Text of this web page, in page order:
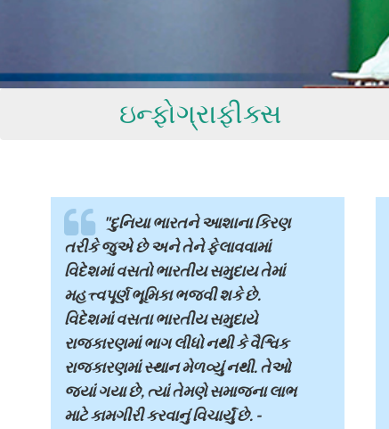
ઇન્ફોગ્રાફીક્સ
"દુનિયા ભારતને આશાના કિરણ
તરીકે જુએ છે અને તેને ફેલાવવામાં
વિદેશમાં વસતો ભારતીય સમુદાય તેમાં
મહત્ત્વપૂર્ણ ભૂમિકા ભજવી શકે છે.
વિદેશમાં વસતા ભારતીય સમુદાયે
રાજકારણમાં ભાગ લીધો નથી કે વૈશ્વિક
રાજકારણમાં સ્થાન મેળવ્યું નથી. તેઓ
જ્યાં ગયા છે, ત્યાં તેમણે સમાજના લાભ
માટે કામગીરી કરવાનું વિચાર્યું છે. -